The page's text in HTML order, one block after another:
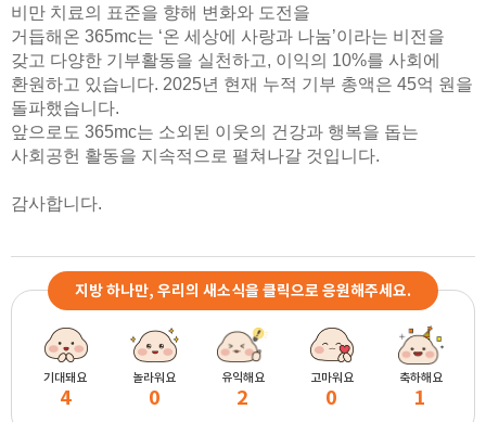
비만 치료의 표준을 향해 변화와 도전을
거듭해온 365mc는 ‘온 세상에 사랑과 나눔’이라는 비전을
갖고 다양한 기부활동을 실천하고, 이익의 10%를 사회에
환원하고 있습니다. 2025년 현재 누적 기부 총액은 45억 원을
돌파했습니다.
앞으로도 365mc는 소외된 이웃의 건강과 행복을 돕는
사회공헌 활동을 지속적으로 펼쳐나갈 것입니다.
감사합니다.
지방 하나만, 우리의 새소식을 클릭으로 응원해주세요.
기대돼요
4
놀라워요
0
유익해요
2
고마워요
0
축하해요
1